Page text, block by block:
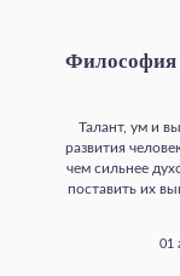
Философия
Талант, ум и
развития
чем сильнее
поставить их
01